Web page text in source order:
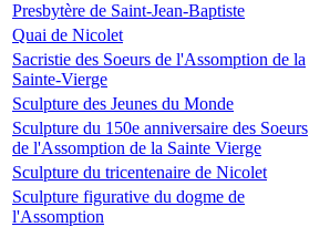
Presbytère de Saint-Jean-Baptiste
Quai de Nicolet
Sacristie des Soeurs de l'Assomption de la
Sainte-Vierge
Sculpture des Jeunes du Monde
Sculpture du 150e anniversaire des Soeurs
de l'Assomption de la Sainte Vierge
Sculpture du tricentenaire de Nicolet
Sculpture figurative du dogme de
l'Assomption